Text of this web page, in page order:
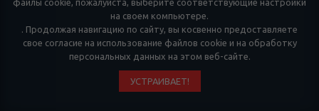
файлы cookie, пожалуйста, выберите соответствующие настройки
на своем компьютере.
. Продолжая навигацию по сайту, вы косвенно предоставляете
свое согласие на использование файлов cookie и на обработку
персональных данных на этом веб-сайте.
УСТРАИВАЕТ!